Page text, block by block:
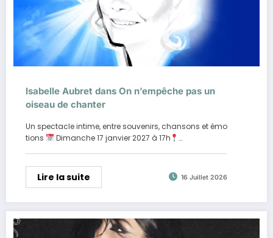
Isabelle Aubret dans On n’empêche pas un
oiseau de chanter
Un spectacle intime, entre souvenirs, chansons et émo
tions
Dimanche 17 janvier 2027 à 17h …
Lire la suite 16 Juillet 2026